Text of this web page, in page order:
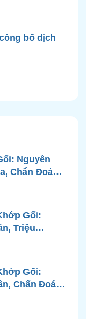
bố dịch
Nguyên
Chẩn Đoán
Sĩ Xương
Gối:
Triệu
Gối:
Chẩn Đoán